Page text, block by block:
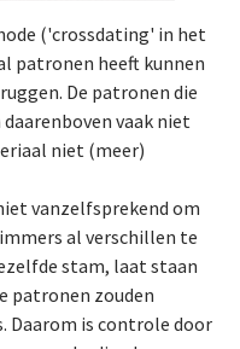
('crossdating' in het
patronen heeft kunnen
De patronen die
vaak niet
niet (meer)
vanzelfsprekend om
al verschillen te
stam, laat staan
patronen zouden
Daarom is controle door